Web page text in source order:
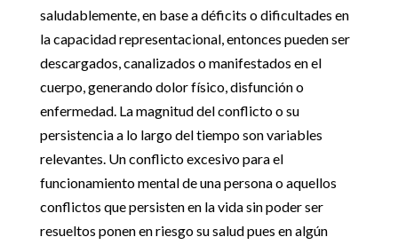
saludablemente, en base a déficits o dificultades en
la capacidad representacional, entonces pueden ser
descargados, canalizados o manifestados en el
cuerpo, generando dolor físico, disfunción o
enfermedad. La magnitud del conflicto o su
persistencia a lo largo del tiempo son variables
relevantes. Un conflicto excesivo para el
funcionamiento mental de una persona o aquellos
conflictos que persisten en la vida sin poder ser
resueltos ponen en riesgo su salud pues en algún